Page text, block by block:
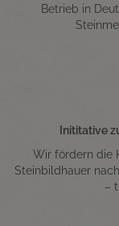
Betrieb in
Inititative
Wir fördern die
Steinbildhauer
–